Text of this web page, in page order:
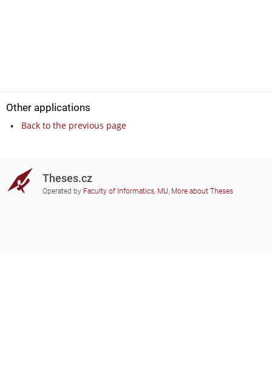
Other applications
Back to the previous page
Theses.cz
Operated by Faculty of Informatics, MU, More about Theses